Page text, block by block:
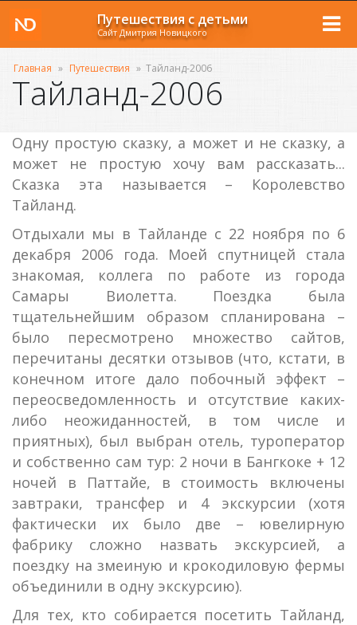
Путешествия с детьми
Сайт Дмитрия Новицкого
Главная » Путешествия » Тайланд-2006
Тайланд-2006
Одну простую сказку, а может и не сказку, а
может не простую хочу вам рассказать...
Сказка эта называется – Королевство
Тайланд.
Отдыхали мы в Тайланде с 22 ноября по 6
декабря 2006 года. Моей спутницей стала
знакомая, коллега по работе из города
Самары Виолетта. Поездка была
тщательнейшим образом спланирована –
было пересмотрено множество сайтов,
перечитаны десятки отзывов (что, кстати, в
конечном итоге дало побочный эффект –
переосведомленность и отсутствие каких-
либо неожиданностей, в том числе и
приятных), был выбран отель, туроператор
и собственно сам тур: 2 ночи в Бангкоке + 12
ночей в Паттайе, в стоимость включены
завтраки, трансфер и 4 экскурсии (хотя
фактически их было две – ювелирную
фабрику сложно назвать экскурсией, а
поездку на змеиную и крокодиловую фермы
объединили в одну экскурсию).
Для тех, кто собирается посетить Тайланд,